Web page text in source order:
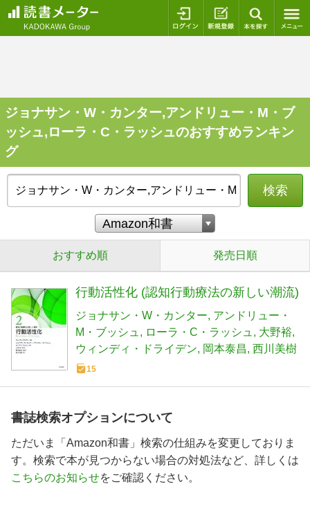
ログイン 新規登録
ジョナサン・W・カンター,アンドリュー・M・ブ
ッシュ,ローラ・C・ラッシュのおすすめランキン
グ
検索
おすすめ順 発売日順
行動活性化 (認知行動療法の新しい潮流)
ジョナサン・W・カンター アンドリュー・
M・ブッシュ
ローラ・C・ラッシュ
大野裕
ウィンディ・ドライデン
岡本泰昌 西川美樹
15
書誌検索オプションについて
ただいま「Amazon和書」検索の仕組みを変更しておりま
す。検索で本が見つからない場合の対処法など、詳しくは
こちらのお知らせをご確認ください。